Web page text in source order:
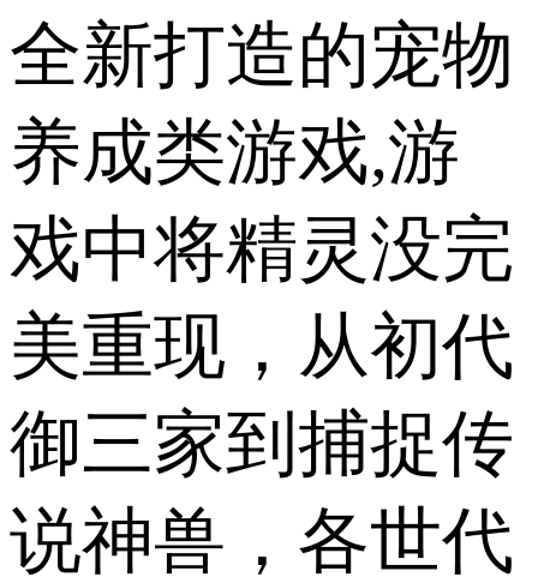
全新打造的宠物
养成类游戏,游
戏中将精灵没完
美重现，从初代
御三家到捕捉传
说神兽，各世代